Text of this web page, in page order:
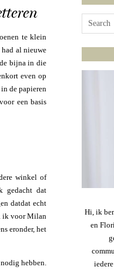
te klein
al nieuwe
bijna in die
even op
de papieren
een basis
winkel of
gedacht dat
datdat echt
ik voor Milan
eronder, het
hebben.
Hi, ik
en